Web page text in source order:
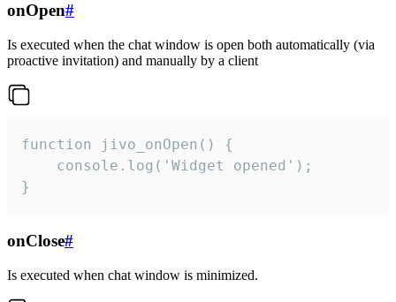
onOpen#
Is executed when the chat window is open both automatically (via
proactive invitation) and manually by a client
function jivo_onOpen() {
    console.log('Widget opened');
}
onClose#
Is executed when chat window is minimized.